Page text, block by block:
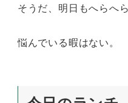
そうだ、明日もへらへ
悩んでいる暇はない。